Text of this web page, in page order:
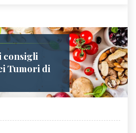
consigli
Tumori di